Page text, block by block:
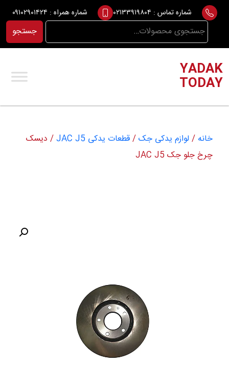
Skip
content
شماره تماس : ۰۲۱۳۳۹۱۹۸۰۴ شماره همراه : ۰۹۱۰۲۹۰۱۴۲۴
جستجو
برای:
جستجو
YADAK
TODAY
خانه / لوازم یدکی جک/قطعات یدکی JAC J5
/ دیسک
چرخ جلو جک JAC J5